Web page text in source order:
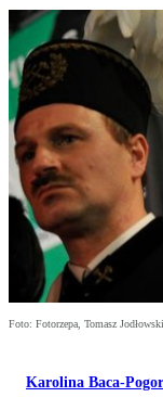
Foto: Fotorzepa, Tomasz
Karolina Baca-